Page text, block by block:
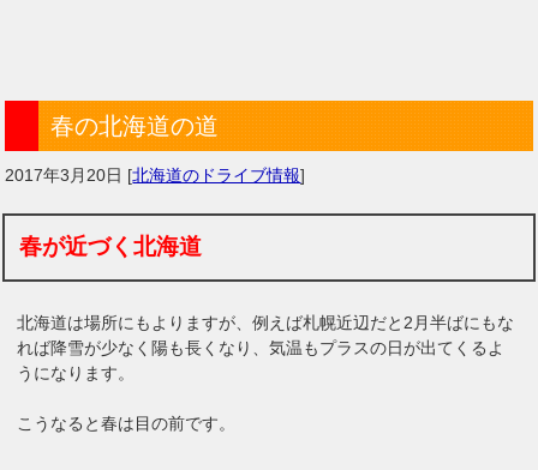
春の北海道の道
2017年3月20日 [北海道のドライブ情報]
春が近づく北海道
北海道は場所にもよりますが、例えば札幌近辺だと2月半ばにもな
れば降雪が少なく陽も長くなり、気温もプラスの日が出てくるよ
うになります。
こうなると春は目の前です。